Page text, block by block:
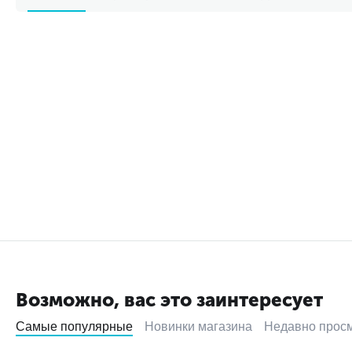
Возможно, вас это заинтересует
Самые популярные Новинки магазина Недавно